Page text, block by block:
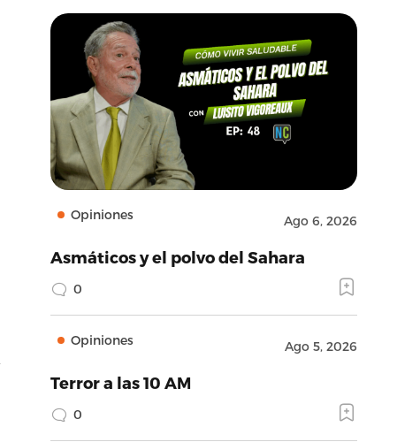
Opiniones Ago 6, 2026
Asmáticos y el polvo del Sahara
0
Opiniones Ago 5, 2026
Terror a las 10 AM
0